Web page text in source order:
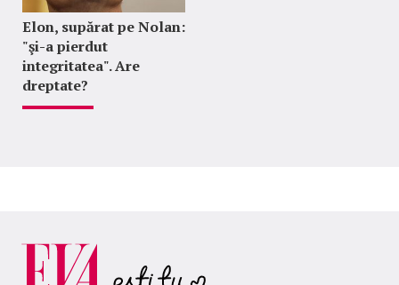
Elon, supărat pe Nolan:
"şi-a pierdut
integritatea". Are
dreptate?